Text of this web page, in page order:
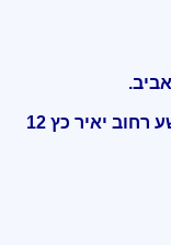
מרפאות מומחים בית חולים אלישע רחוב יאיר כץ 12